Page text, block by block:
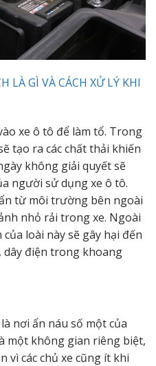
LÀ GÌ VÀ CÁCH XỬ LÝ KHI
xe ô tô để làm tổ. Trong
tạo ra các chất thải khiến
không giải quyết sẽ
người sử dụng xe ô tô.
từ môi trường bên ngoài
nhỏ rải trong xe. Ngoài
loài này sẽ gây hại đến
dây điện trong khoang
nơi ẩn náu số một của
một không gian riêng biệt,
vì các chủ xe cũng ít khi